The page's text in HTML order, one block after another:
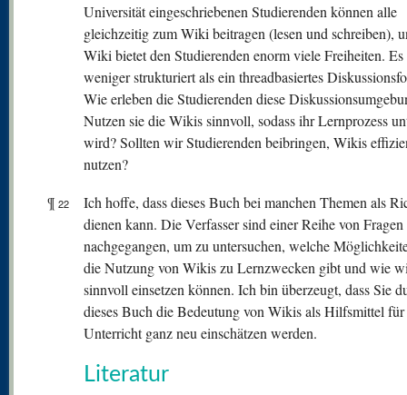
Universität eingeschriebenen Studierenden können alle
gleichzeitig zum Wiki beitragen (lesen und schreiben),
Wiki bietet den Studierenden enorm viele Freiheiten. Es
weniger strukturiert als ein threadbasiertes
Wie erleben die Studierenden diese
Nutzen sie die Wikis sinnvoll, sodass ihr Lernprozess
wird? Sollten wir Studierenden beibringen, Wikis
nutzen?
¶ 22
Ich hoffe, dass dieses Buch bei manchen Themen als
dienen kann. Die Verfasser sind einer Reihe von Fragen
nachgegangen, um zu untersuchen, welche
die Nutzung von Wikis zu Lernzwecken gibt und wie
sinnvoll einsetzen können. Ich bin überzeugt, dass Sie
dieses Buch die Bedeutung von Wikis als Hilfsmittel für
Unterricht ganz neu einschätzen werden.
Literatur